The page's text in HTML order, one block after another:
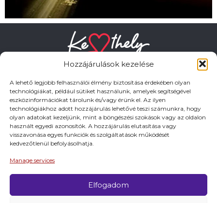
Hozzájárulások kezelése
A lehető legjobb felhasználói élmény biztosítása érdekében olyan
technológiákat, például sütiket használunk, amelyek segítségével
eszközinformációkat tárolunk és/vagy érünk el. Az ilyen
technológiákhoz adott hozzájárulás lehetővé teszi számunkra, hogy
olyan adatokat kezeljünk, mint a böngészési szokások vagy az oldalon
használt egyedi azonosítók. A hozzájárulás elutasítása vagy
visszavonása egyes funkciók és szolgáltatások működését
kedvezőtlenül befolyásolhatja.
Manage services
Elfogadom
HASZNOS LINKEK
Adatkezelési tájékoztató
Impresszum
© 2026 Minden jog fentartva.